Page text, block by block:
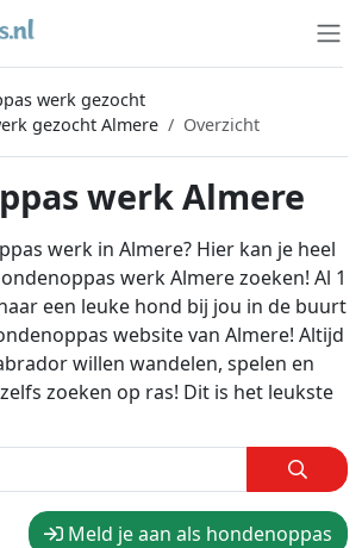
werk gezocht
gezocht Almere
Overzicht
werk Almere
werk in Almere? Hier kan je heel
werk Almere zoeken! Al 1
een leuke hond bij jou in de buurt
website van Almere! Altijd
willen wandelen, spelen en
zoeken op ras! Dit is het leukste
Meld je aan als hondenoppas